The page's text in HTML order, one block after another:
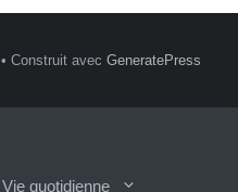
• Construit avec GeneratePress
Vie quotidienne